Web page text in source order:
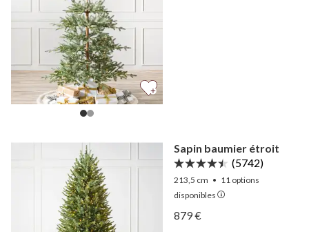
Sapin baumier étroit
(5742)
213,5 cm • 11 options
disponibles
Afficher Sapin baumier
Afficher Sapin baumier
879 €